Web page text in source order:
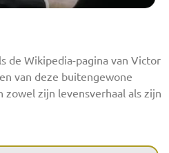
de Wikipedia-pagina van Victor
van deze buitengewone
zijn levensverhaal als zijn